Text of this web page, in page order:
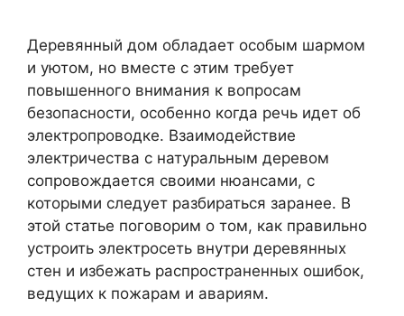
Деревянный дом обладает особым шармом
и уютом, но вместе с этим требует
повышенного внимания к вопросам
безопасности, особенно когда речь идет об
электропроводке. Взаимодействие
электричества с натуральным деревом
сопровождается своими нюансами, с
которыми следует разбираться заранее. В
этой статье поговорим о том, как правильно
устроить электросеть внутри деревянных
стен и избежать распространенных ошибок,
ведущих к пожарам и авариям.